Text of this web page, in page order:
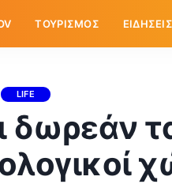
ΤΟΥΡΙΣΜΟΣ ΕΙΔΗΣΕΙΣ
LIFE
δωρεάν